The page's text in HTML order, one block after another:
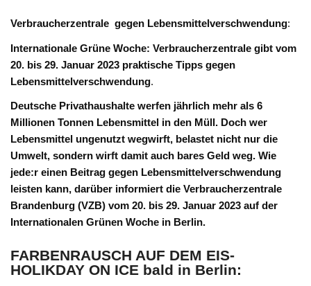
Verbraucherzentrale gegen Lebensmittelverschwendung:
Internationale Grüne Woche: Verbraucherzentrale gibt vom
20. bis 29. Januar 2023 praktische Tipps gegen
Lebensmittelverschwendung.
Deutsche Privathaushalte werfen jährlich mehr als 6
Millionen Tonnen Lebensmittel in den Müll. Doch wer
Lebensmittel ungenutzt wegwirft, belastet nicht nur die
Umwelt, sondern wirft damit auch bares Geld weg. Wie
jede:r einen Beitrag gegen Lebensmittelverschwendung
leisten kann, darüber informiert die Verbraucherzentrale
Brandenburg (VZB) vom 20. bis 29. Januar 2023 auf der
Internationalen Grünen Woche in Berlin.
FARBENRAUSCH AUF DEM EIS-
HOLIKDAY ON ICE bald in Berlin: